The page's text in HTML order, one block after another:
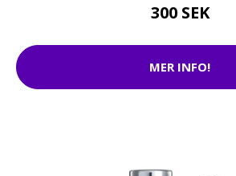
300 SEK
MER INFO!